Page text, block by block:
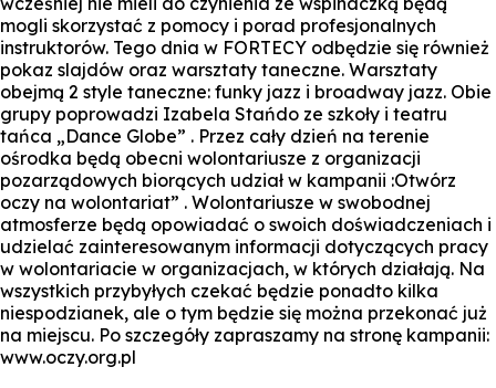
mogli skorzystać z pomocy i porad profesjonalnych
instruktorów. Tego dnia w FORTECY odbędzie się również
pokaz slajdów oraz warsztaty taneczne. Warsztaty
obejmą 2 style taneczne: funky jazz i broadway jazz. Obie
grupy poprowadzi Izabela Stańdo ze szkoły i teatru
tańca „Dance Globe” . Przez cały dzień na terenie
ośrodka będą obecni wolontariusze z organizacji
pozarządowych biorących udział w kampanii :Otwórz
oczy na wolontariat” . Wolontariusze w swobodnej
atmosferze będą opowiadać o swoich doświadczeniach i
udzielać zainteresowanym informacji dotyczących pracy
w wolontariacie w organizacjach, w których działają. Na
wszystkich przybyłych czekać będzie ponadto kilka
niespodzianek, ale o tym będzie się można przekonać już
na miejscu. Po szczegóły zapraszamy na stronę kampanii:
www.oczy.org.pl